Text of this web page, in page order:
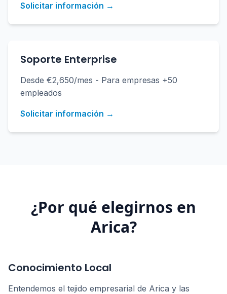
Solicitar información →
Soporte Enterprise
Desde €2,650/mes - Para empresas +50
empleados
Solicitar información →
¿Por qué elegirnos en
Arica?
Conocimiento Local
Entendemos el tejido empresarial de Arica y las